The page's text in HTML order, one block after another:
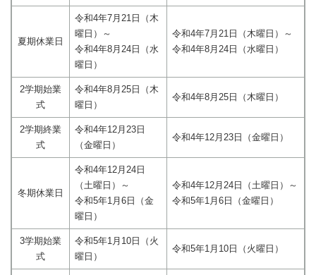
夏期休業日
令和4年7月21日（木
曜日）～
令和4年8月24日（水
曜日）
令和4年7月21日（木曜日）～
令和4年8月24日（水曜日）
2学期始業
式
令和4年8月25日（木
曜日）
令和4年8月25日（木曜日）
2学期終業
式
令和4年12月23日
（金曜日）
令和4年12月23日（金曜日）
冬期休業日
令和4年12月24日
（土曜日）～
令和5年1月6日（金
曜日）
令和4年12月24日（土曜日）～
令和5年1月6日（金曜日）
3学期始業
式
令和5年1月10日（火
曜日）
令和5年1月10日（火曜日）